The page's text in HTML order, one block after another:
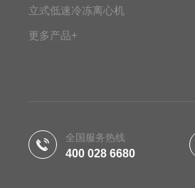
立式低速冷冻离心机
更多产品+
全国服务热线
400 028 6680